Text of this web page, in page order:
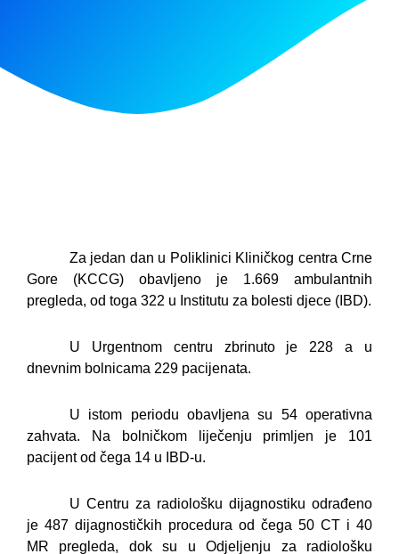
Za jedan dan u Poliklinici Kliničkog centra Crne
Gore (KCCG) obavljeno je 1.669 ambulantnih
pregleda, od toga 322 u Institutu za bolesti djece (IBD).
U Urgentnom centru zbrinuto je 228 a u
dnevnim bolnicama 229 pacijenata.
U istom periodu obavljena su 54 operativna
zahvata. Na bolničkom liječenju primljen je 101
pacijent od čega 14 u IBD-u.
U Centru za radiološku dijagnostiku odrađeno
je 487 dijagnostičkih procedura od čega 50 CT i 40
MR pregleda, dok su u Odjeljenju za radiološku